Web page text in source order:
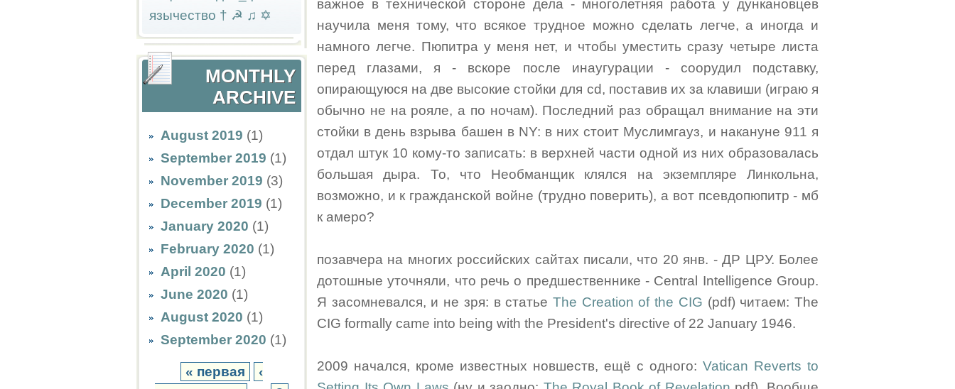
язычество † ☭ ♫ ✡
MONTHLY
ARCHIVE
August 2019 (1)
September 2019 (1)
November 2019 (3)
December 2019 (1)
January 2020 (1)
February 2020 (1)
April 2020 (1)
June 2020 (1)
August 2020 (1)
September 2020 (1)
« первая
‹
важное в технической стороне дела - многолетняя работа у дункановцев
научила меня тому, что всякое трудное можно сделать легче, а иногда и
намного легче. Пюпитра у меня нет, и чтобы уместить сразу четыре листа
перед глазами, я - вскоре после инаугурации - соорудил подставку,
опирающуюся на две высокие стойки для cd, поставив их за клавиши (играю я
обычно не на рояле, а по ночам). Последний раз обращал внимание на эти
стойки в день взрыва башен в NY: в них стоит Муслимгауз, и накануне 911 я
отдал штук 10 кому-то записать: в верхней части одной из них образовалась
большая дыра. То, что Необманщик клялся на экземпляре Линкольна,
возможно, и к гражданской войне (трудно поверить), а вот псевдопюпитр - мб
к амеро?
позавчера на многих российских сайтах писали, что 20 янв. - ДР ЦРУ. Более
дотошные уточняли, что речь о предшественнике - Central Intelligence Group.
Я засомневался, и не зря: в статье The Creation of the CIG (pdf) читаем: The
CIG formally came into being with the President's directive of 22 January 1946.
2009 начался, кроме известных новшеств, ещё с одного: Vatican Reverts to